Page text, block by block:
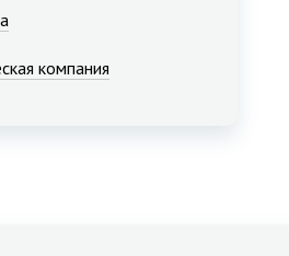
компания